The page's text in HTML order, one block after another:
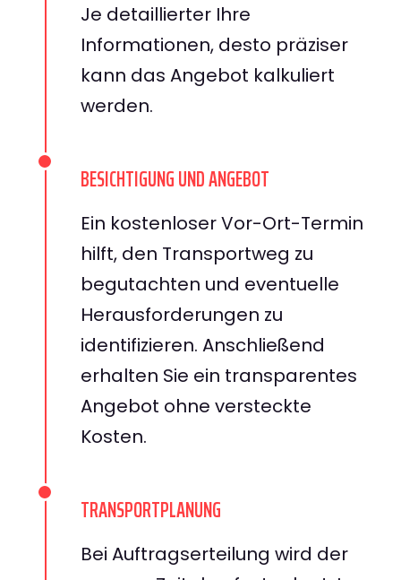
Je detaillierter Ihre
Informationen, desto präziser
kann das Angebot kalkuliert
werden.
BESICHTIGUNG UND ANGEBOT
Ein kostenloser Vor-Ort-Termin
hilft, den Transportweg zu
begutachten und eventuelle
Herausforderungen zu
identifizieren. Anschließend
erhalten Sie ein transparentes
Angebot ohne versteckte
Kosten.
TRANSPORTPLANUNG
Bei Auftragserteilung wird der